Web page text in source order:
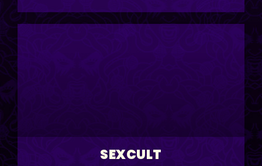
SEXCULT